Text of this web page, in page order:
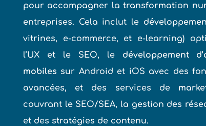
pour accompagner la transformation
entreprises. Cela inclut le
vitrines, e-commerce, et e-learning)
l’UX et le SEO, le développement
mobiles sur Android et iOS avec des
avancées, et des services de
couvrant le SEO/SEA, la gestion des
et des stratégies de contenu.